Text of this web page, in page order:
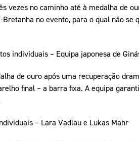
vezes no caminho até à medalha de
no evento, para o qual não se
individuais – Equipa japonesa de
de ouro após uma recuperação
final – a barra fixa. A equipa
– Lara Vadlau e Lukas Mahr